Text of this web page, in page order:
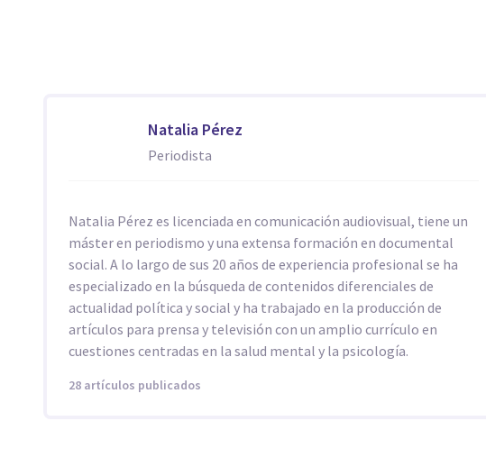
Natalia Pérez
Periodista
Natalia Pérez es licenciada en comunicación audiovisual, tiene un
máster en periodismo y una extensa formación en documental
social. A lo largo de sus 20 años de experiencia profesional se ha
especializado en la búsqueda de contenidos diferenciales de
actualidad política y social y ha trabajado en la producción de
artículos para prensa y televisión con un amplio currículo en
cuestiones centradas en la salud mental y la psicología.
28 artículos publicados